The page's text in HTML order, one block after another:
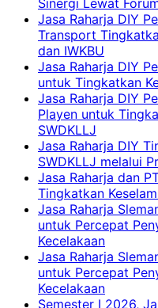
Jasa Raharja DIY
Transport
dan IWKBU
Jasa Raharja DIY
untuk Tingkatkan
Jasa Raharja DIY
Playen untuk
SWDKLLJ
Jasa Raharja DIY
SWDKLLJ melalui
Jasa Raharja dan
Tingkatkan
Jasa Raharja
untuk Percepat
Kecelakaan
Jasa Raharja
untuk Percepat
Kecelakaan
Semester I 2026,